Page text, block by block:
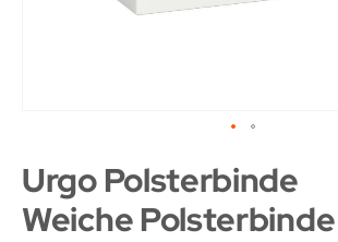
Urgo Polsterbinde
Weiche Polsterbinde